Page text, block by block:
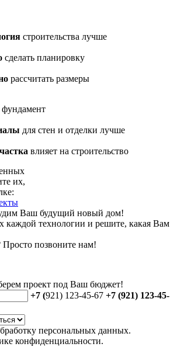
строительства лучше
сделать планировку
рассчитать размеры
фундамент
для стен и отделки лучше
влияет на строительство
их,
Ваш будущий новый дом!
каждой технологии и решите, какая Вам
позвоните нам!
проект под Ваш бюджет!
+7 (921) 123-45-67 +7 (921) 123-45-
персональных данных.
конфиденциальности.